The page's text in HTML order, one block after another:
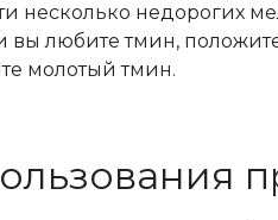
несколько недорогих
вы любите тмин,
молотый тмин.